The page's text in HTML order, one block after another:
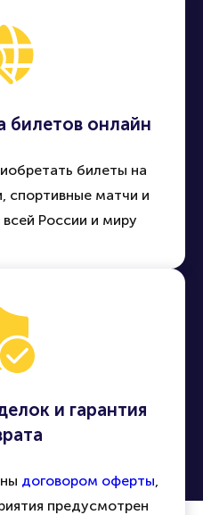
билетов онлайн
билеты на
спортивные матчи и
России и миру
и гарантия
договором оферты,
предусмотрен